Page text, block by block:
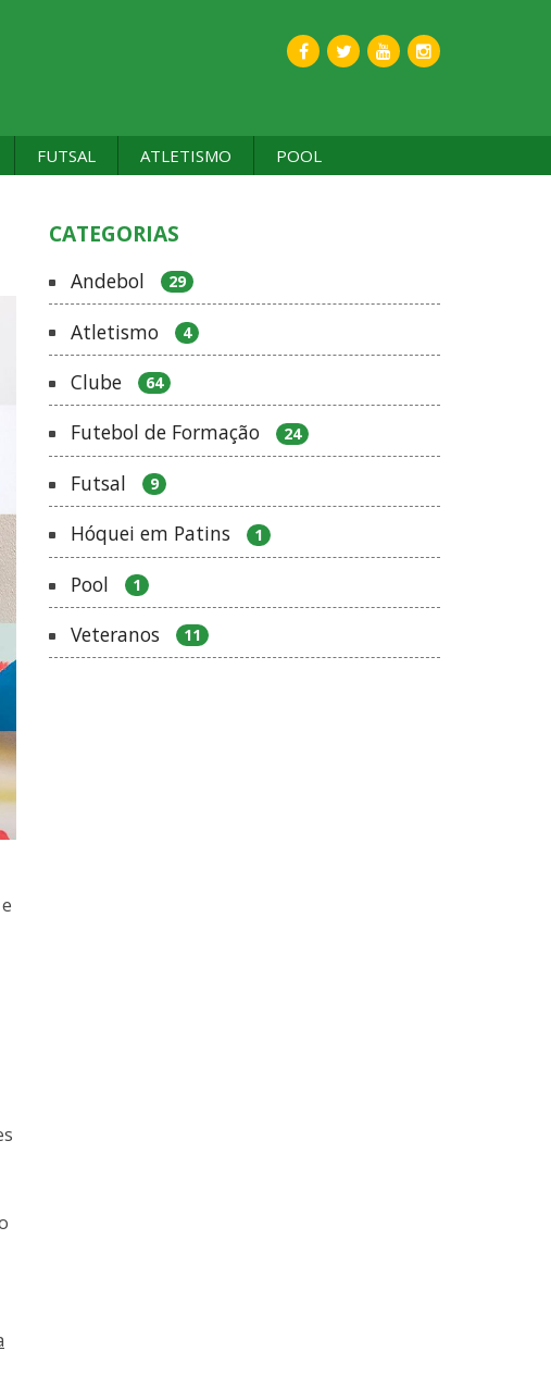
FUTSAL ATLETISMO POOL
CATEGORIAS
Andebol 29
Atletismo 4
Clube 64
Futebol de Formação 24
Futsal 9
Hóquei em Patins 1
Pool 1
Veteranos 11